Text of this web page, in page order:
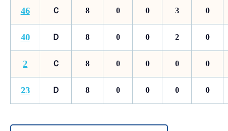
46 Ｃ 8 0 0 3 0
40 Ｄ 8 0 0 2 0
2 Ｃ 8 0 0 0 0
23 Ｄ 8 0 0 0 0